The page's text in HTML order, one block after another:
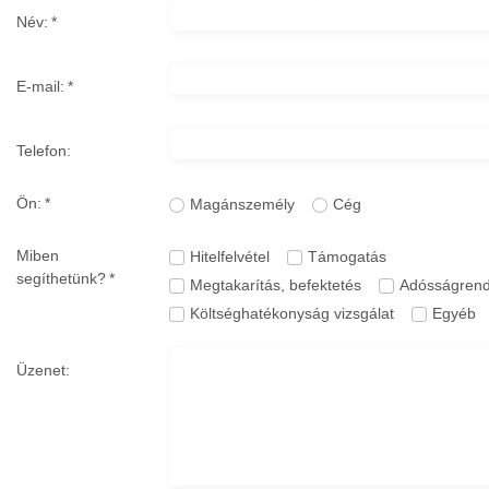
Név: *
E-mail: *
Telefon:
Ön: * Magánszemély Cég
Miben
segíthetünk?*
Hitelfelvétel
Támogatás
Megtakarítás, befektetés
Költséghatékonyság vizsgálat
Egyéb
Üzenet: